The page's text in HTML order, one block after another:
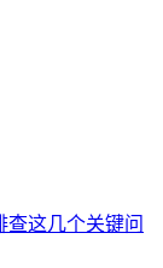
查这几个关键问